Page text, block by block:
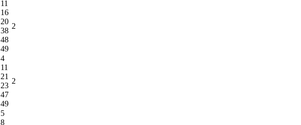
11
16
20
38
48
49
2
4
11
21
23
47
49
2
5
8